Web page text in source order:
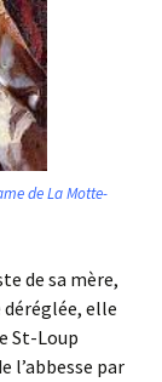
de La Motte-
de sa mère,
elle
St-Loup
l’abbesse par